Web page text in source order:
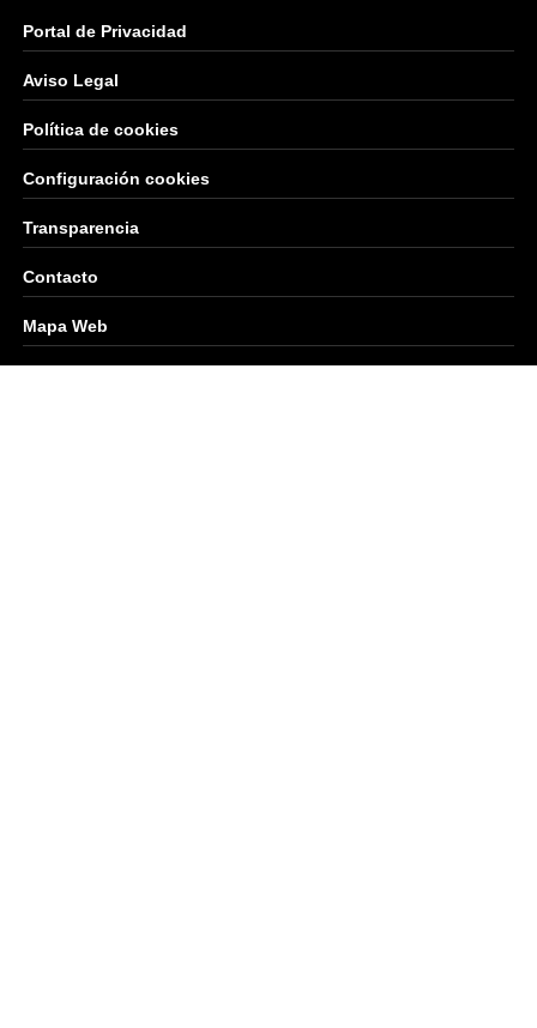
Portal de Privacidad
Aviso Legal
Política de cookies
Configuración cookies
Transparencia
Contacto
Mapa Web